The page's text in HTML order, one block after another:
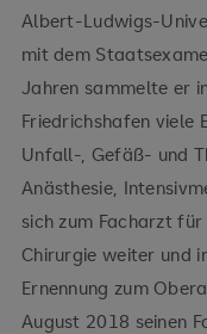
Albert-Ludwigs-
mit dem
Jahren sammelte er
Friedrichshafen viele
Unfall-, Gefäß- und
Anästhesie,
sich zum Facharzt
Chirurgie weiter und
Ernennung zum
August 2018 seinen